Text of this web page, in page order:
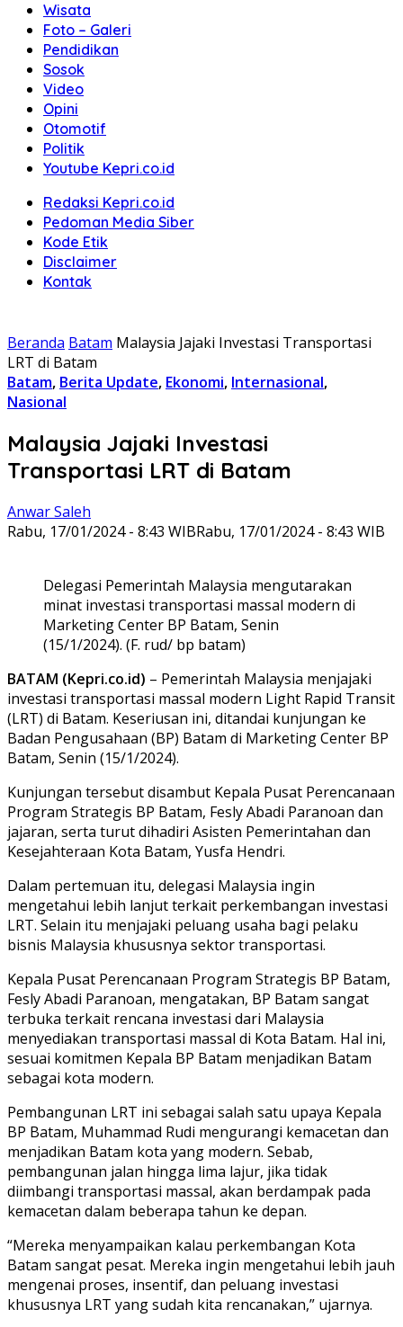
Wisata
Foto – Galeri
Pendidikan
Sosok
Video
Opini
Otomotif
Politik
Youtube Kepri.co.id
Redaksi Kepri.co.id
Pedoman Media Siber
Kode Etik
Disclaimer
Kontak
Beranda Batam Malaysia Jajaki Investasi Transportasi
LRT di Batam
Batam, Berita Update, Ekonomi, Internasional,
Nasional
Malaysia Jajaki Investasi
Transportasi LRT di Batam
Anwar Saleh
Rabu, 17/01/2024 - 8:43 WIBRabu, 17/01/2024 - 8:43 WIB
Delegasi Pemerintah Malaysia mengutarakan
minat investasi transportasi massal modern di
Marketing Center BP Batam, Senin
(15/1/2024). (F. rud/ bp batam)
BATAM (Kepri.co.id) – Pemerintah Malaysia menjajaki
investasi transportasi massal modern Light Rapid Transit
(LRT) di Batam. Keseriusan ini, ditandai kunjungan ke
Badan Pengusahaan (BP) Batam di Marketing Center BP
Batam, Senin (15/1/2024).
Kunjungan tersebut disambut Kepala Pusat Perencanaan
Program Strategis BP Batam, Fesly Abadi Paranoan dan
jajaran, serta turut dihadiri Asisten Pemerintahan dan
Kesejahteraan Kota Batam, Yusfa Hendri.
Dalam pertemuan itu, delegasi Malaysia ingin
mengetahui lebih lanjut terkait perkembangan investasi
LRT. Selain itu menjajaki peluang usaha bagi pelaku
bisnis Malaysia khususnya sektor transportasi.
Kepala Pusat Perencanaan Program Strategis BP Batam,
Fesly Abadi Paranoan, mengatakan, BP Batam sangat
terbuka terkait rencana investasi dari Malaysia
menyediakan transportasi massal di Kota Batam. Hal ini,
sesuai komitmen Kepala BP Batam menjadikan Batam
sebagai kota modern.
Pembangunan LRT ini sebagai salah satu upaya Kepala
BP Batam, Muhammad Rudi mengurangi kemacetan dan
menjadikan Batam kota yang modern. Sebab,
pembangunan jalan hingga lima lajur, jika tidak
diimbangi transportasi massal, akan berdampak pada
kemacetan dalam beberapa tahun ke depan.
“Mereka menyampaikan kalau perkembangan Kota
Batam sangat pesat. Mereka ingin mengetahui lebih jauh
mengenai proses, insentif, dan peluang investasi
khususnya LRT yang sudah kita rencanakan,” ujarnya.